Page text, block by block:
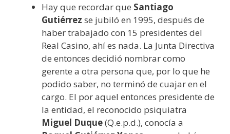
Hay que recordar que Santiago
Gutiérrez se jubiló en 1995, después de
haber trabajado con 15 presidentes del
Real Casino, ahí es nada. La Junta Directiva
de entonces decidió nombrar como
gerente a otra persona que, por lo que he
podido saber, no terminó de cuajar en el
cargo. El por aquel entonces presidente de
la entidad, el reconocido psiquiatra
Miguel Duque(Q.e.p.d.), conocía a